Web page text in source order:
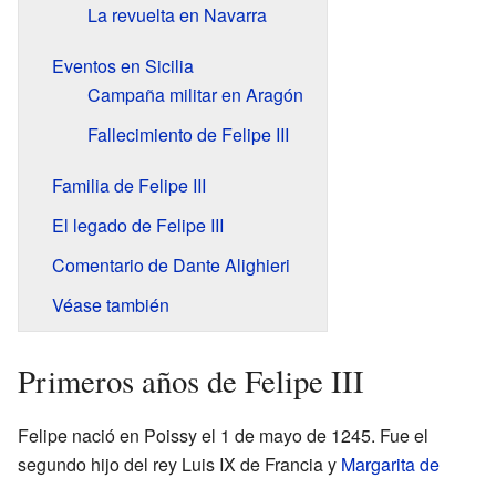
La revuelta en Navarra
Eventos en Sicilia
Campaña militar en Aragón
Fallecimiento de Felipe III
Familia de Felipe III
El legado de Felipe III
Comentario de Dante Alighieri
Véase también
Primeros años de Felipe III
Felipe nació en Poissy el 1 de mayo de 1245. Fue el
segundo hijo del rey Luis IX de Francia y Margarita de